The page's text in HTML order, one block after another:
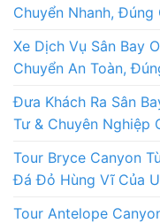
Chuyển Nhanh, Đúng
Xe Dịch Vụ Sân Bay
Chuyển An Toàn,
Đưa Khách Ra Sân
Tư & Chuyên Nghiệp
Tour Bryce Canyon
Đá Đỏ Hùng Vĩ Của
Tour Antelope